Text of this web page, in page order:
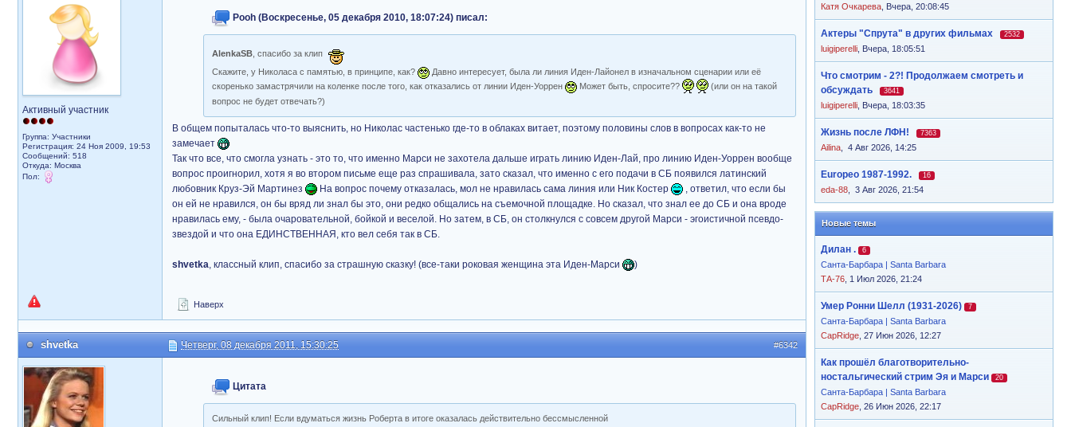
Катя Очкарева Вчера, 20:08:45
Актеры "Спрута" в других фильмах 2532
luigiperelli Вчера, 18:05:51
Что смотрим - 2?! Продолжаем смотреть и
обсуждать
3641
luigiperelli Вчера, 18:03:35
Жизнь после ЛФН! 7363
Ailina 4 Авг 2026, 14:25
Europeo 1987-1992. 16
eda-88 3 Авг 2026, 21:54
Новые темы
Дилан . 6
Санта-Барбара | Santa Barbara
ТА-76 , 1 Июл 2026, 21:24
Умер Ронни Шелл (1931-2026) 7
Санта-Барбара | Santa Barbara
CapRidge , 27 Июн 2026, 12:27
Как прошёл благотворительно-
ностальгический стрим Эя и Марси
20
Санта-Барбара | Santa Barbara
CapRidge , 26 Июн 2026, 22:17
Активный участник
Группа: Участники
Регистрация: 24 Ноя 2009, 19:53
Сообщений: 518
Откуда: Москва
Пол:
Pooh (Воскресенье, 05 декабря 2010, 18:07:24) писал:
AlenkaSB , спасибо за клип
Cкажите, у Николаса с памятью, в принципе, как?
Давно интересует, была ли линия Иден-Лайонел в изначальном сценарии или её
скоренько замастрячили на коленке после того, как отказались от линии Иден-Уоррен
Может быть, спросите??
(или он на такой
вопрос не будет отвечать?)
В общем попыталась что-то выяснить, но Николас частенько где-то в облаках витает, поэтому половины слов в вопросах как-то не
замечает
Так что все, что смогла узнать - это то, что именно Марси не захотела дальше играть линию Иден-Лай, про линию Иден-Уоррен вообще
вопрос проигнорил, хотя я во втором письме еще раз спрашивала, зато сказал, что именно с его подачи в СБ появился латинский
любовник Круз-Эй Мартинез
На вопрос почему отказалась, мол не нравилась сама линия или Ник Костер
, ответил, что если бы
он ей не нравился, он бы вряд ли знал бы это, они редко общались на съемочной площадке. Но сказал, что знал ее до СБ и она вроде
нравилась ему, - была очаровательной, бойкой и веселой. Но затем, в СБ, он столкнулся с совсем другой Марси - эгоистичной псевдо-
звездой и что она ЕДИНСТВЕННАЯ, кто вел себя так в СБ.
shvetka, классный клип, спасибо за страшную сказку! (все-таки роковая женщина эта Иден-Марси )
Наверх
#6342
shvetka Четверг, 08 декабря 2011, 15:30:25
Цитата
Сильный клип! Если вдуматься жизнь Роберта в итоге оказалась действительно бессмысленной